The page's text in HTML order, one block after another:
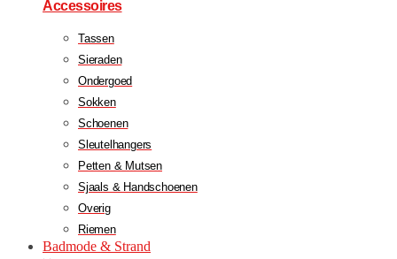
Accessoires
Tassen
Sieraden
Ondergoed
Sokken
Schoenen
Sleutelhangers
Petten & Mutsen
Sjaals & Handschoenen
Overig
Riemen
Badmode & Strand